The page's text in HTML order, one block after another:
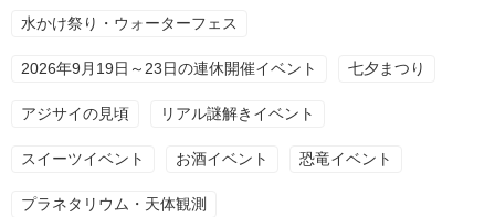
水かけ祭り・ウォーターフェス
2026年9月19日～23日の連休開催イベント 七夕まつり
アジサイの見頃 リアル謎解きイベント
スイーツイベント お酒イベント 恐竜イベント
プラネタリウム・天体観測